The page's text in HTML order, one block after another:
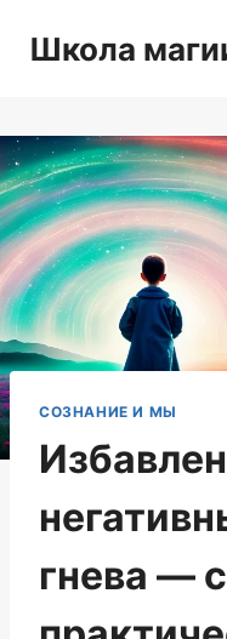
Школа
СОЗНАНИЕ И МЫ
гнева —